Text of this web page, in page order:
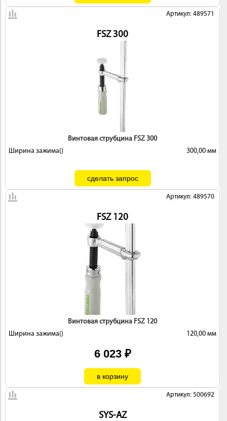
Артикул: 489571
FSZ 300
Винтовая струбцина FSZ 300
Ширина зажима()
300,00 мм
Артикул: 489570
FSZ 120
Винтовая струбцина FSZ 120
Ширина зажима()
120,00 мм
6 023 ₽
Артикул: 500692
SYS-AZ